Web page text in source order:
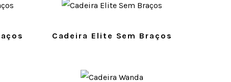
Cadeira Elite Sem Braços